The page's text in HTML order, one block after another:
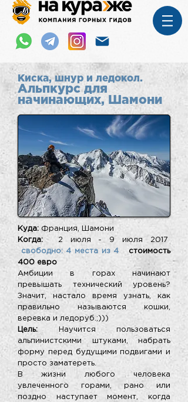
Киска, шнур и ледокол.
Альпкурс для
начинающих, Шамони
Куда: Франция, Шамони
Когда: 2 июля - 9 июля 2017
свободно: 4 места из 4
стоимость
400 евро
Амбиции в горах начинают
превышать технический уровень?
Значит, настало время узнать, как
правильно называются кошки,
веревка и ледоруб.;)))
Цель: Научится пользоваться
альпинистскими штуками, набрать
форму перед будущими подвигами и
просто заматереть.
В жизни любого человека
увлеченного горами, рано или
поздно наступает момент, когда